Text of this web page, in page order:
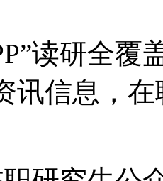
读研全覆
讯信息，